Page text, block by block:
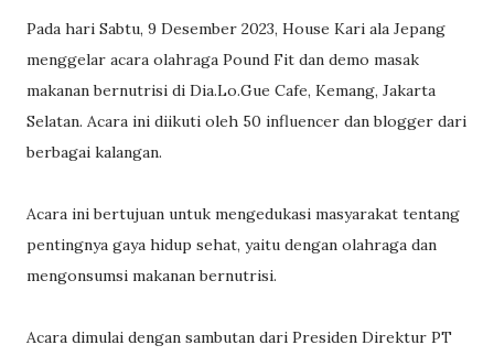
Pada hari Sabtu, 9 Desember 2023, House Kari ala Jepang
menggelar acara olahraga Pound Fit dan demo masak
makanan bernutrisi di Dia.Lo.Gue Cafe, Kemang, Jakarta
Selatan. Acara ini diikuti oleh 50 influencer dan blogger dari
berbagai kalangan.
Acara ini bertujuan untuk mengedukasi masyarakat tentang
pentingnya gaya hidup sehat, yaitu dengan olahraga dan
mengonsumsi makanan bernutrisi.
Acara dimulai dengan sambutan dari Presiden Direktur PT